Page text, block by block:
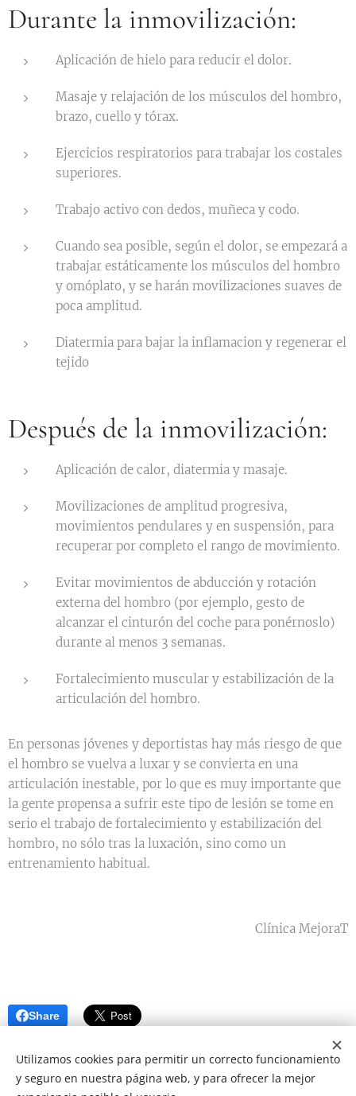
Durante la inmovilización:
Aplicación de hielo para reducir el dolor.
Masaje y relajación de los músculos del hombro,
brazo, cuello y tórax.
Ejercicios respiratorios para trabajar los costales
superiores.
Trabajo activo con dedos, muñeca y codo.
Cuando sea posible, según el dolor, se empezará a
trabajar estáticamente los músculos del hombro
y omóplato, y se harán movilizaciones suaves de
poca amplitud.
Diatermia para bajar la inflamacion y regenerar el
tejido
Después de la inmovilización:
Aplicación de calor, diatermia y masaje.
Movilizaciones de amplitud progresiva,
movimientos pendulares y en suspensión, para
recuperar por completo el rango de movimiento.
Evitar movimientos de abducción y rotación
externa del hombro (por ejemplo, gesto de
alcanzar el cinturón del coche para ponérnoslo)
durante al menos 3 semanas.
Fortalecimiento muscular y estabilización de la
articulación del hombro.
En personas jóvenes y deportistas hay más riesgo de que
el hombro se vuelva a luxar y se convierta en una
articulación inestable, por lo que es muy importante que
la gente propensa a sufrir este tipo de lesión se tome en
serio el trabajo de fortalecimiento y estabilización del
hombro, no sólo tras la luxación, sino como un
entrenamiento habitual.
Clínica MejoraT
Share
Utilizamos cookies para permitir un correcto funcionamiento
y seguro en nuestra página web, y para ofrecer la mejor